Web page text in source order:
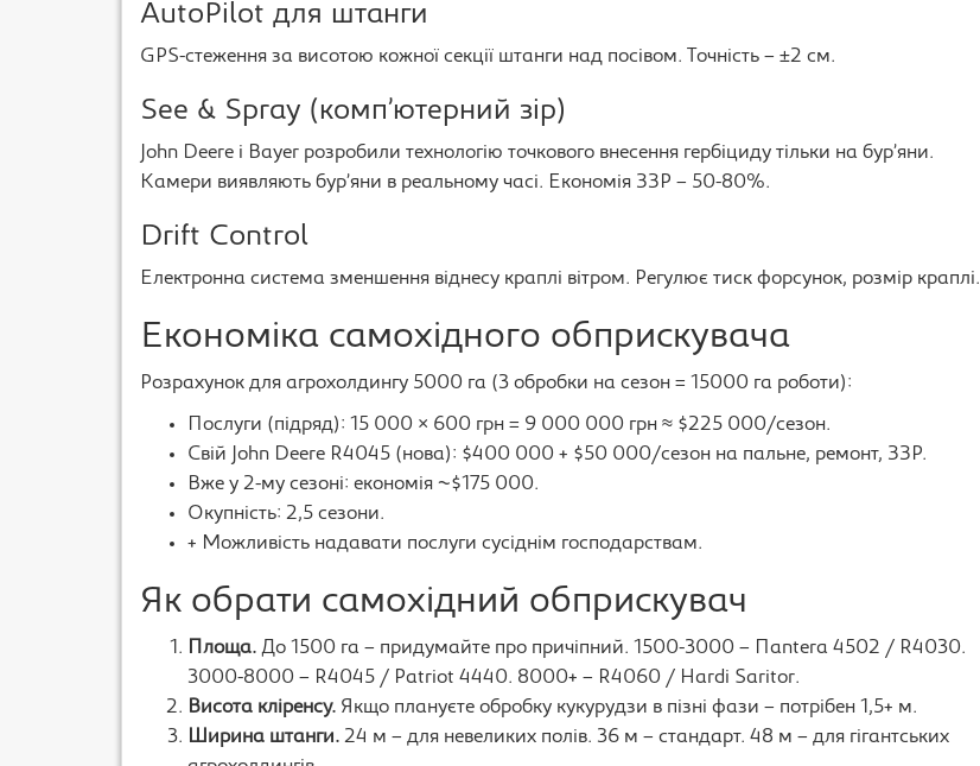
AutoPilot для штанги
GPS-стеження за висотою кожної секції штанги над посівом. Точність – ±2 см.
See & Spray (комп’ютерний зір)
John Deere і Bayer розробили технологію точкового внесення гербіциду тільки на бур’яни.
Камери виявляють бур’яни в реальному часі. Економія ЗЗР – 50-80%.
Drift Control
Електронна система зменшення віднесу краплі вітром. Регулює тиск форсунок, розмір краплі.
Економіка самохідного обприскувача
Розрахунок для агрохолдингу 5000 га (3 обробки на сезон = 15000 га роботи):
Послуги (підряд): 15 000 × 600 грн = 9 000 000 грн ≈ $225 000/сезон.
Свій John Deere R4045 (нова): $400 000 + $50 000/сезон на пальне, ремонт, ЗЗР.
Вже у 2-му сезоні: економія ~$175 000.
Окупність: 2,5 сезони.
+ Можливість надавати послуги сусіднім господарствам.
Як обрати самохідний обприскувач
Площа. До 1500 га – придумайте про причіпний. 1500-3000 – Пantera 4502 / R4030.
3000-8000 – R4045 / Patriot 4440. 8000+ – R4060 / Hardi Saritor.
Висота кліренсу. Якщо плануєте обробку кукурудзи в пізні фази – потрібен 1,5+ м.
Ширина штанги. 24 м – для невеликих полів. 36 м – стандарт. 48 м – для гігантських